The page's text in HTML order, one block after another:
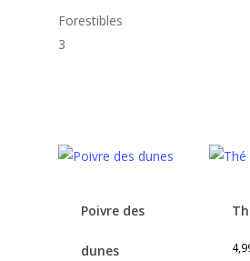
Forestibles
3
Poivre des
dunes